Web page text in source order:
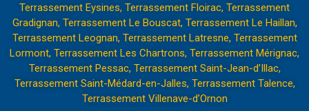
Terrassement Eysines, Terrassement Floirac, Terrassement
Gradignan, Terrassement Le Bouscat, Terrassement Le Haillan,
Terrassement Leognan, Terrassement Latresne, Terrassement
Lormont, Terrassement Les Chartrons, Terrassement Mérignac,
Terrassement Pessac, Terrassement Saint-Jean-d’Illac,
Terrassement Saint-Médard-en-Jalles, Terrassement Talence,
Terrassement Villenave-d’Ornon